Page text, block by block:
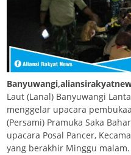
Laut (Lanal) Banyuwangi
menggelar upacara
(Persami) Pramuka Saka
upacara Posal Pancer,
yang berakhir Minggu malam.